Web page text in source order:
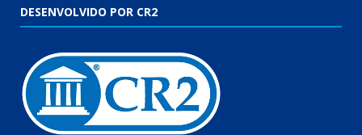
DESENVOLVIDO POR CR2